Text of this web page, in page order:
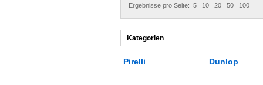
Ergebnisse pro Seite: 5 10 20 50 100
Kategorien
Pirelli Dunlop